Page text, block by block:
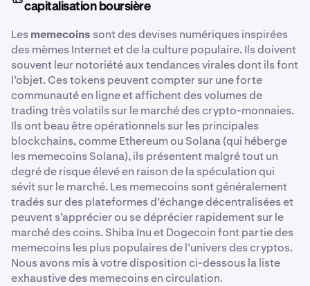
capitalisation boursière
Lesmemecoins sont des devises numériques inspirées
des mèmes Internet et de la culture populaire. Ils doivent
souvent leur notoriété aux tendances virales dont ils font
l’objet. Ces tokens peuvent compter sur une forte
communauté en ligne et affichent des volumes de
trading très volatils sur le marché des crypto-monnaies.
Ils ont beau être opérationnels sur les principales
blockchains, comme Ethereum ou Solana (qui héberge
les memecoins Solana), ils présentent malgré tout un
degré de risque élevé en raison de la spéculation qui
sévit sur le marché. Les memecoins sont généralement
tradés sur des plateformes d’échange décentralisées et
peuvent s’apprécier ou se déprécier rapidement sur le
marché des coins. Shiba Inu et Dogecoin font partie des
memecoins les plus populaires de l’univers des cryptos.
Nous avons mis à votre disposition ci-dessous la liste
exhaustive des memecoins en circulation.